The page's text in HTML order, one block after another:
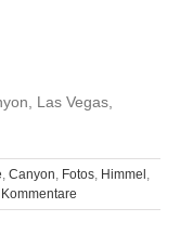
Las Vegas,
, Canyon, Fotos, Himmel ,